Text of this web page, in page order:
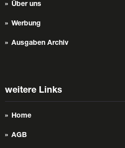
Über uns
Werbung
Ausgaben Archiv
weitere Links
Home
AGB